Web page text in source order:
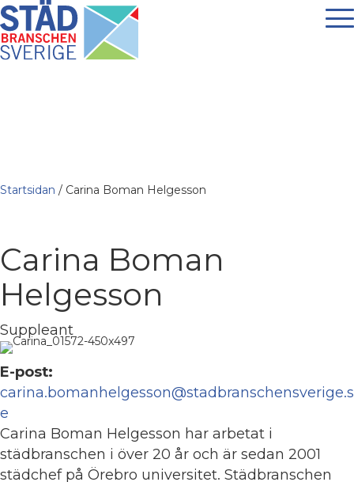
Startsidan / Carina Boman Helgesson
Carina Boman
Helgesson
Suppleant
E-post:
carina.bomanhelgesson@stadbranschensverige.s
e
Carina Boman Helgesson har arbetat i
städbranschen i över 20 år och är sedan 2001
städchef på Örebro universitet. Städbranschen